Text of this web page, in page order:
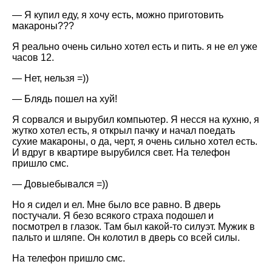
— Я купил еду, я хочу есть, можно приготовить
макароны???
Я реально очень сильно хотел есть и пить. я не ел уже
часов 12.
— Нет, нельзя =))
— Блядь пошел на хуй!
Я сорвался и вырубил компьютер. Я несся на кухню, я
жутко хотел есть, я открыл пачку и начал поедать
сухие макароны, о да, черт, я очень сильно хотел есть.
И вдруг в квартире вырубился свет. На телефон
пришло смс.
— Довыебывался =))
Но я сидел и ел. Мне было все равно. В дверь
постучали. Я безо всякого страха подошел и
посмотрел в глазок. Там был какой-то силуэт. Мужик в
пальто и шляпе. Он колотил в дверь со всей силы.
На телефон пришло смс.